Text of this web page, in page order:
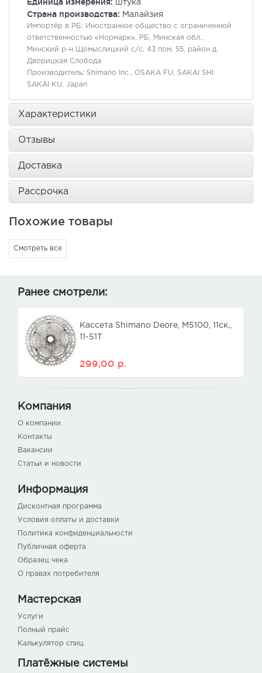
Единица измерения: штука
Страна производства: Малайзия
Импортёр в РБ:
Иностранное общество с ограниченной
ответственностью «Нормарк», РБ, Минская обл.,
Минский р-н Щомыслицкий с/с, 43 пом. 55, район д.
Дворицкая Слобода
Производитель: Shimano Inc., OSAKA FU, SAKAI SHI
SAKAI KU, Japan
Характеристики
Отзывы
Доставка
Рассрочка
Похожие товары
Смотреть все
Ранее смотрели:
Кассета Shimano Deore, M5100, 11ск.,
11-51T
299,00 р.
Компания
О компании
Контакты
Вакансии
Статьи и новости
Информация
Дисконтная программа
Условия оплаты и доставки
Политика конфиденциальности
Публичная оферта
Образец чека
О правах потребителя
Мастерская
Услуги
Полный прайс
Калькулятор спиц
Платёжные системы